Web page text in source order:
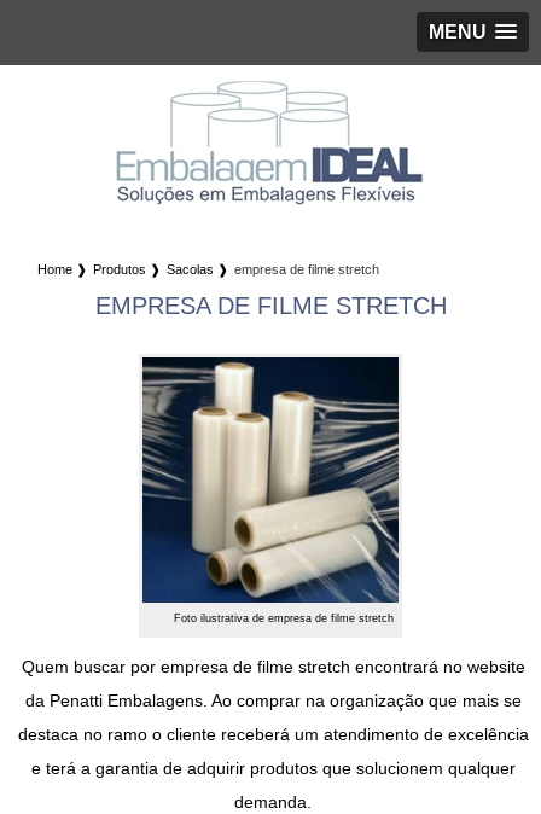
MENU
Home ❱ Produtos ❱ Sacolas ❱ empresa de filme stretch
EMPRESA DE FILME STRETCH
Foto ilustrativa de empresa de filme stretch
Quem buscar por empresa de filme stretch encontrará no website
da Penatti Embalagens. Ao comprar na organização que mais se
destaca no ramo o cliente receberá um atendimento de excelência
e terá a garantia de adquirir produtos que solucionem qualquer
demanda.